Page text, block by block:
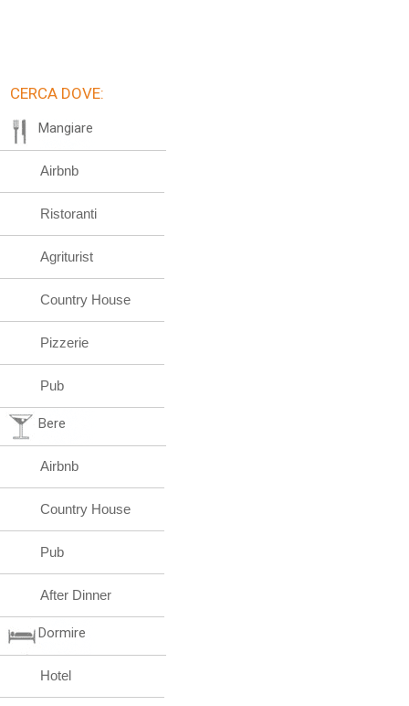
CERCA DOVE:
Mangiare
Airbnb
Ristoranti
Agriturist
Country House
Pizzerie
Pub
Bere
Airbnb
Country House
Pub
After Dinner
Dormire
Hotel